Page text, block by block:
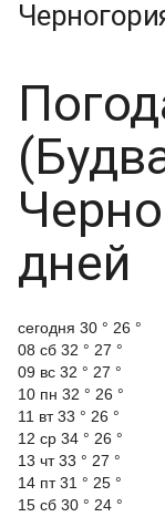
дней
cегодня 30 ° 26 °
08 сб 32 ° 27 °
09 вс 32 ° 27 °
10 пн 32 ° 26 °
11 вт33 ° 26 °
12 ср 34 ° 26 °
13 чт33 ° 27 °
14 пт31 ° 25 °
15 сб 30 ° 24 °